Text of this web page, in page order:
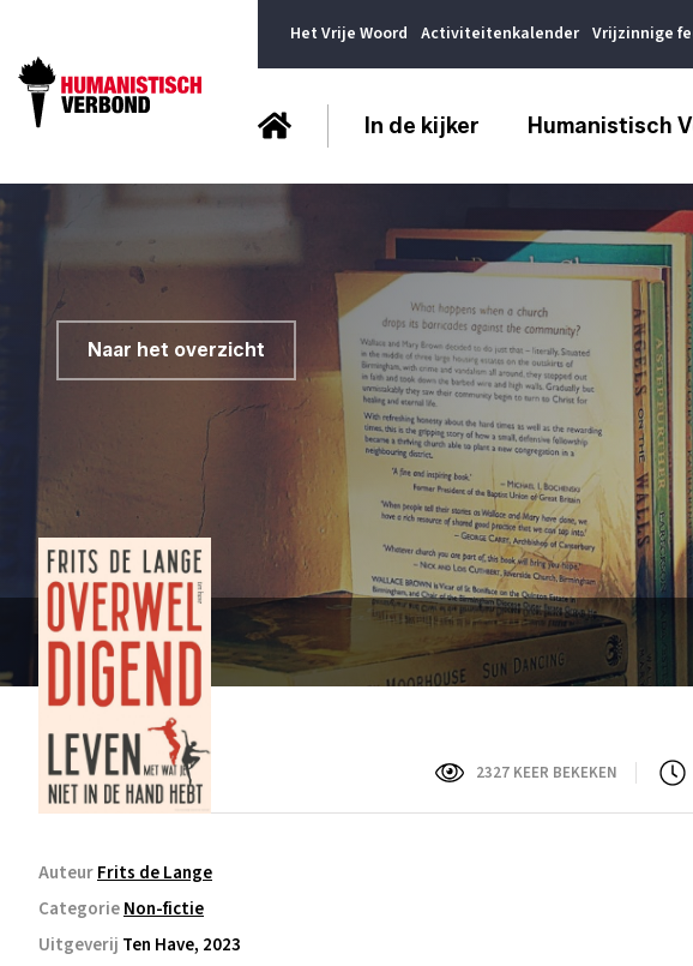
Het Vrije Woord Activiteitenkalender Vrijzinnige
In de kijker Humanistisch
Naar het overzicht
2327 KEER BEKEKEN
AuteurFrits de Lange
CategorieNon-fictie
Uitgeverij Ten Have, 2023